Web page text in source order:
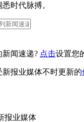
时代脉搏。
新闻速递? 点击设置您
报业媒体不时更新的
报业媒体